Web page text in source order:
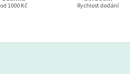
od 1000 Kč Rychlost dodání